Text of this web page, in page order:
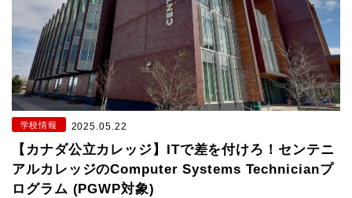
学校情報 2025.05.22
【カナダ公立カレッジ】ITで差を付けろ！センテニ
アルカレッジのComputer Systems Technicianプ
ログラム (PGWP対象)